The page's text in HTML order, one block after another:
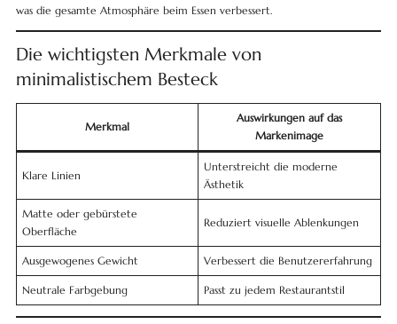
was die gesamte Atmosphäre beim Essen verbessert.
Die wichtigsten Merkmale von
minimalistischem Besteck
Merkmal
Auswirkungen auf das
Markenimage
Klare Linien
Unterstreicht die moderne
Ästhetik
Matte oder gebürstete
Oberfläche
Reduziert visuelle Ablenkungen
Ausgewogenes Gewicht Verbessert die Benutzererfahrung
Neutrale Farbgebung Passt zu jedem Restaurantstil